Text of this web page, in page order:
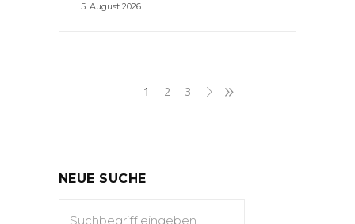
5. August 2026
1 2 3
NEUE SUCHE